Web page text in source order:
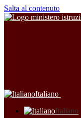
Salta al contenuto
Italiano
Italiano